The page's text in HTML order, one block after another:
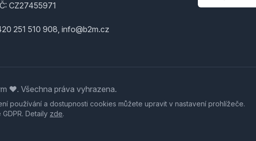
CZ27455971
251 510 908, info@b2m.cz
♥️. Všechna práva vyhrazena.
používání a dostupnosti cookies můžete upravit v nastavení prohlížeče.
Detaily zde.